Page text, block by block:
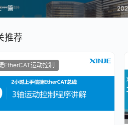
篇
推荐
EtherCAT运动控制